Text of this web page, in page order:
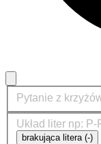
brakująca litera (-)